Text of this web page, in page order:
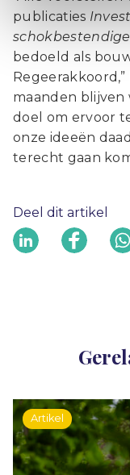
publicaties
bedoeld als
maanden blijven
doel om ervoor
onze ideeën
terecht gaan
Deel dit artikel
Artikel